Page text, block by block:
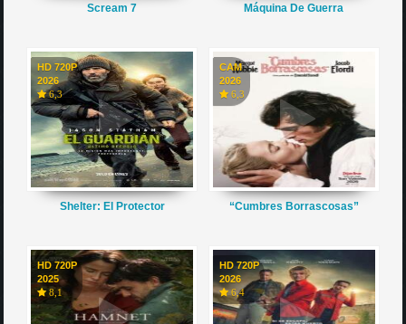
Scream 7 Máquina De Guerra
HD 720P
2026
6,3
Shelter: El Protector
CAM
2026
6,3
“Cumbres Borrascosas”
HD 720P
2025
8,1
HD 720P
2026
6,4